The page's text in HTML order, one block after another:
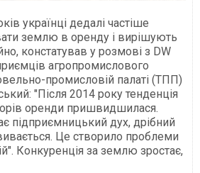
українці дедалі частіше
землю в оренду і вирішують
констатував у розмові з DW
агропромислового
промисловій палаті (ТПП)
"Після 2014 року тенденція
оренди пришвидшилася.
підприємницький дух, дрібний
Це створило проблеми
Конкуренція за землю зростає,